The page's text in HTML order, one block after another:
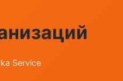
Service